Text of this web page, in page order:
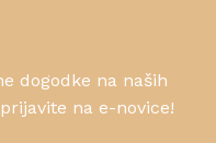
dogodke na naših
na e-novice!